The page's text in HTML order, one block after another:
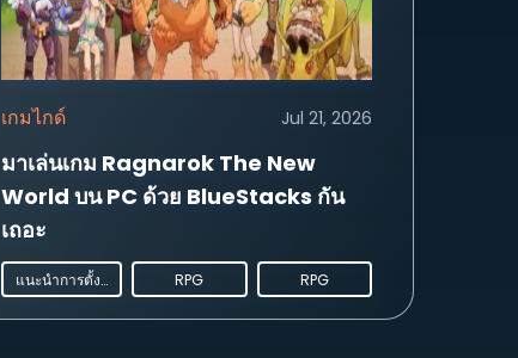
เกมไกด์ Jul 21, 2026
มาเล่นเกม Ragnarok The New
World บน PC ด้วย BlueStacks กัน
เถอะ
แนะนำการตั้งค่า PC RPG RPG